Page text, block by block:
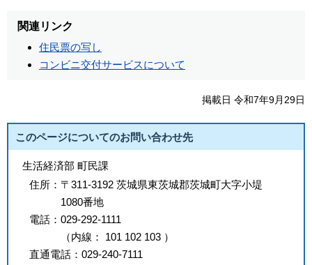
関連リンク
住民票の写し
コンビニ交付サービスについて
掲載日 令和7年9月29日
このページについてのお問い合わせ先
生活経済部 町民課
住所： 〒311-3192 茨城県東茨城郡茨城町大字小堤
1080番地
電話： 029-292-1111
（内線 ： 101 102 103 ）
直通電話： 029-240-7111